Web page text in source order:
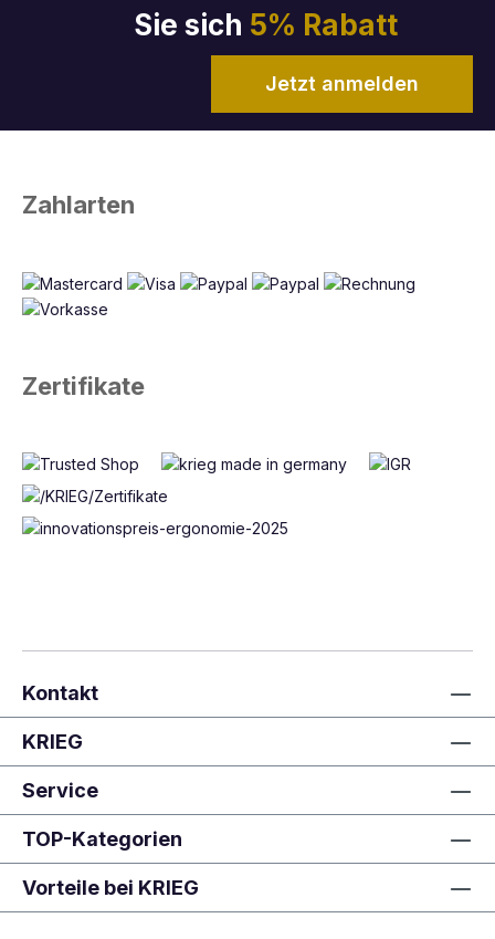
Sie sich 5% Rabatt
Jetzt anmelden
Zahlarten
Zertifikate
Kontakt
KRIEG
Service
TOP-Kategorien
Vorteile bei KRIEG